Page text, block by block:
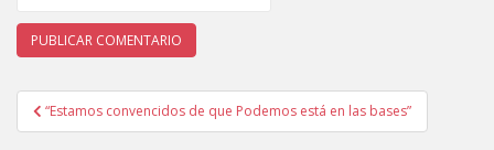
Navegación de entradas
“Estamos convencidos de que Podemos está en las bases”